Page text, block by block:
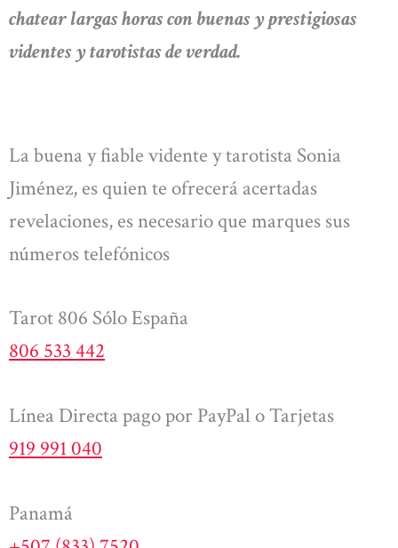
chatear largas horas con buenas y prestigiosas
videntes y tarotistas de verdad.
La buena y fiable vidente y tarotista Sonia
Jiménez, es quien te ofrecerá acertadas
revelaciones, es necesario que marques sus
números telefónicos
Tarot 806 Sólo España
806 533 442
Línea Directa pago por PayPal o Tarjetas
919 991 040
Panamá